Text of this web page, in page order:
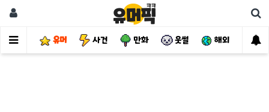
유머 사건 만화 웃썰 해외 핫